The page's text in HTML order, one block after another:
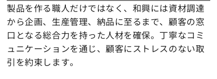
製品を作る職人だけではなく、和興には資材調達
から企画、生産管理、納品に至るまで、顧客の窓
口となる総合力を持った人材を確保。丁寧なコミ
ュニケーションを通じ、顧客にストレスのない取
引を約束します。